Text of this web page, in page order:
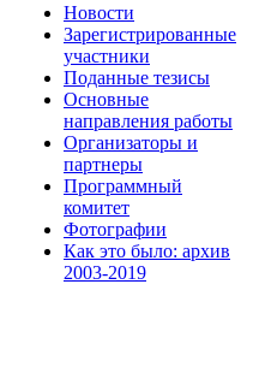
Новости
Зарегистрированные
участники
Поданные тезисы
Основные
направления работы
Организаторы и
партнеры
Программный
комитет
Фотографии
Как это было: архив
2003-2019